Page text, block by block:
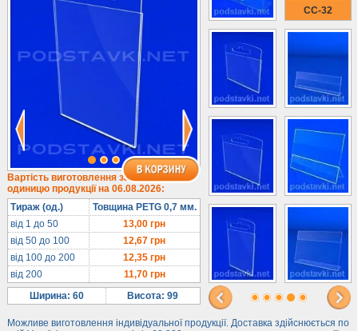
Навісні кишені
Менюхолдери
Під мобільні
Під біжутерію
Гірки та подіуми
Під косметику
Під солодке
Для хот-догів
Лототрони
Ящики з акрилу
Цінники
Засоби захисту
Інформ. стенди
Підлогові стійки
Вартість виготовлення за
одиницю продукції на 06.08.2026:
Тираж (од.)
Товщина PETG 0,7 мм.
від 1 до 50
13,00 грн
від 50 до 100
12,67 грн
від 100 до 200
12,35 грн
від 200
11,70грн
Ширина: 60
Висота: 99
Можливе виготовлення індивідуальної продукції. Доставка здійснюється по
CC-32